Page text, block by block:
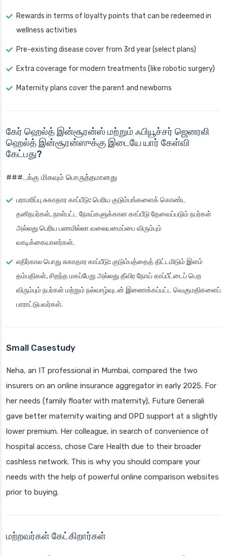
Rewards in terms of loyalty points that can be redeemed in
wellness activities
Pre-existing disease cover from 3rd year (select plans)
Extra coverage for modern treatments (like robotic surgery)
Maternity plans cover the parent and newborns
கேர் ஹெல்த் இன்சூரன்ஸ் மற்றும் ஃபியூச்சர் ஜெனரலி
ஹெல்த் இன்சூரன்ஸுக்கு இடையே யார் கேள்வி
கேட்பது?
###…க்கு மிகவும் பொருத்தமானது
பராமரிப்பு சுகாதார காப்பீடு: பெரிய குடும்பங்களைக் கொண்ட
தனிநபர்கள், நாள்பட்ட நோய்களுக்கான காப்பீடு தேவைப்படும் நபர்கள்
அல்லது பெரிய பணமில்லா வலையமைப்பை விரும்பும்
வாடிக்கையாளர்கள்.
எதிர்கால பொது சுகாதார காப்பீடு: குடும்பத்தைத் திட்டமிடும் இளம்
தம்பதிகள், சிறந்த மகப்பேறு அல்லது தீவிர நோய் காப்பீட்டைப் பெற
விரும்பும் நபர்கள் மற்றும் நல்வாழ்வுடன் இணைக்கப்பட்ட வெகுமதிகளைப்
பாராட்டுபவர்கள்.
Small Casestudy
Neha, an IT professional in Mumbai, compared the two
insurers on an online insurance aggregator in early 2025. For
her needs (family floater with maternity), Future Generali
gave better maternity waiting and OPD support at a slightly
lower premium. Her colleague, in search of convenience of
hospital access, chose Care Health due to their broader
cashless network. This is why you should compare your
needs with the help of powerful online comparison websites
prior to buying.
மற்றவர்கள் கேட்கிறார்கள்